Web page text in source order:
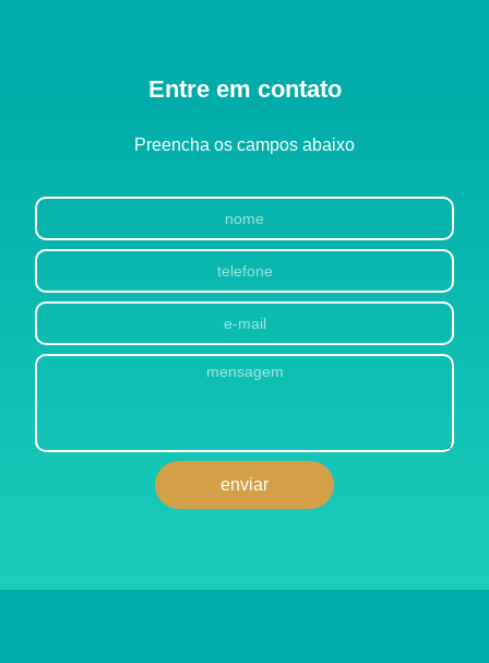
Entre em contato
Preencha os campos abaixo
enviar